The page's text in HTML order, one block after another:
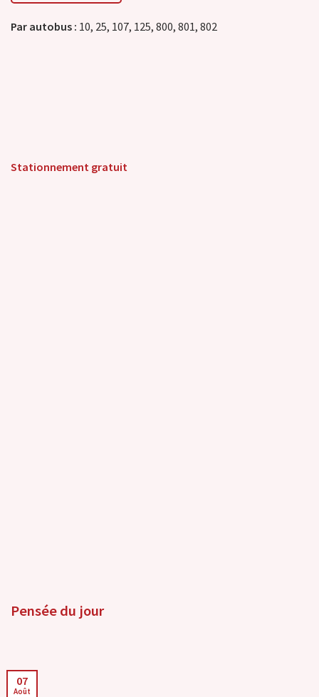
Par autobus : 10, 25, 107, 125, 800, 801, 802
Stationnement gratuit
Pensée du jour
07
Août